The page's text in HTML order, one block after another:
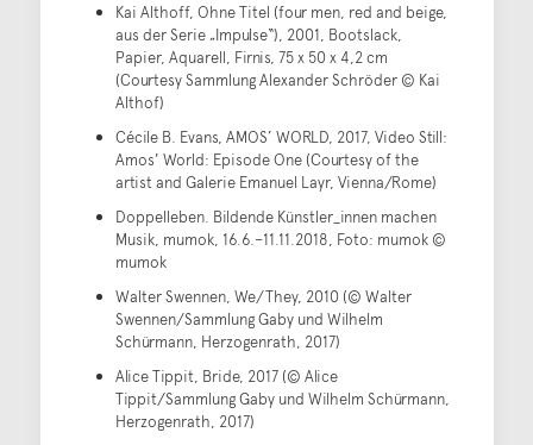
Kai Althoff, Ohne Titel (four men, red and beige,
aus der Serie „Impulse“), 2001, Bootslack,
Papier, Aquarell, Firnis, 75 x 50 x 4,2 cm
(Courtesy Sammlung Alexander Schröder © Kai
Althof)
Cécile B. Evans, AMOS’ WORLD, 2017, Video Still:
Amos' World: Episode One (Courtesy of the
artist and Galerie Emanuel Layr, Vienna/Rome)
Doppelleben. Bildende Künstler_innen machen
Musik, mumok, 16.6.–11.11.2018, Foto: mumok ©
mumok
Walter Swennen, We/They, 2010 (© Walter
Swennen/Sammlung Gaby und Wilhelm
Schürmann, Herzogenrath, 2017)
Alice Tippit, Bride, 2017 (© Alice
Tippit/Sammlung Gaby und Wilhelm Schürmann,
Herzogenrath, 2017)